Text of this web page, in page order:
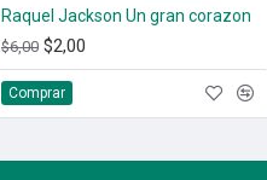
Raquel Jackson Un gran corazon
$6,00 $2,00
Comprar